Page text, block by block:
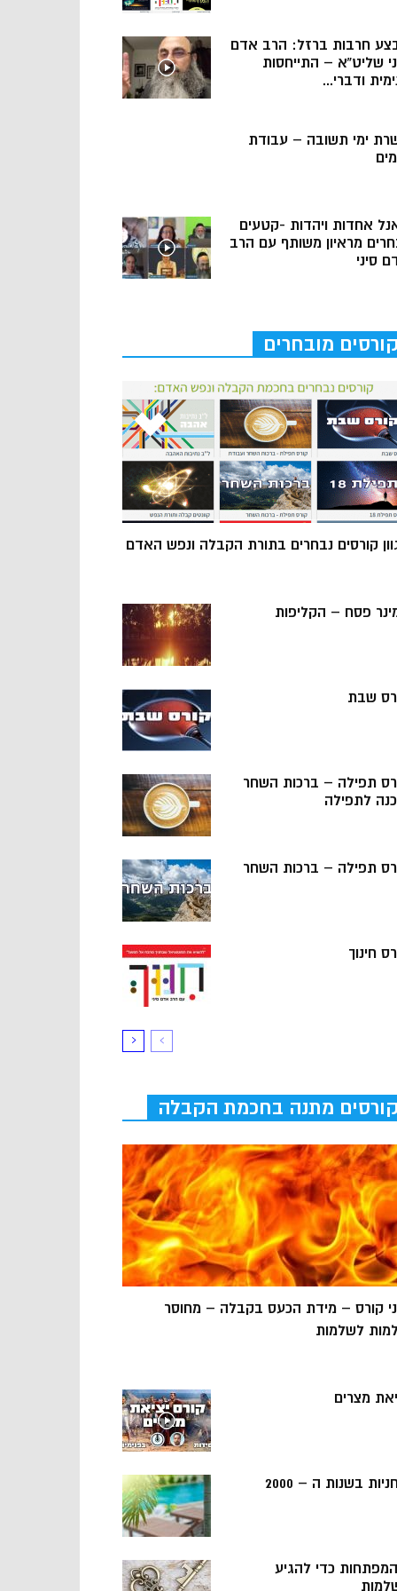
חרבות ברזל: הרב אדם
שליט”א – התייחסות
ודברי...
ימי תשובה – עבודת
אחדות ויהדות -קטעים
מראיון משותף עם הרב
סיני
קורסים מובחרים
קורסים נבחרים בתורת הקבלה ונפש האדם
פסח – הקליפות
שבת
תפילה – ברכות השחר
לתפילה
תפילה – ברכות השחר
חינוך
קורסים מתנה בחכמת הקבלה
קורס – מידת הכעס בקבלה – מחוסר
לשלמות
מצרים
בשנות ה – 2000
5 המפתחות כדי להגיע